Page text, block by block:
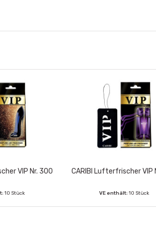
VIP Nr. 300
10 Stück
CARIBI Lufterfrischer VIP
VE enthält:10 Stück